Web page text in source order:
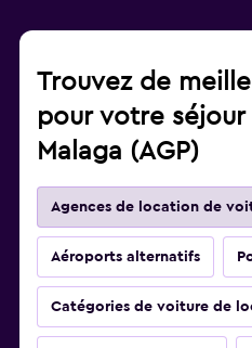
Trouvez de
pour votre
Malaga (AGP)
Agences de location de
Aéroports alternatifs
Catégories de voiture de